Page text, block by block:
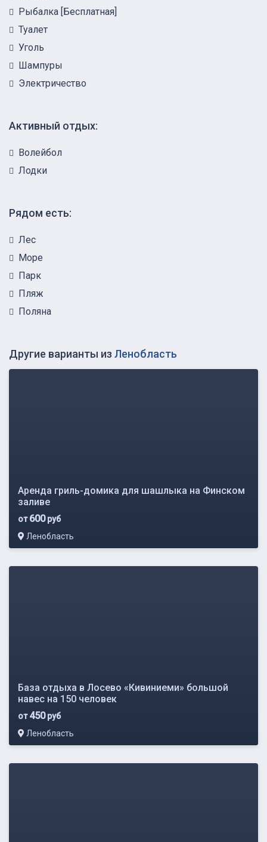
Рыбалка [Бесплатная]
Туалет
Уголь
Шампуры
Электричество
Активный отдых:
Волейбол
Лодки
Рядом есть:
Лес
Море
Парк
Пляж
Поляна
Другие варианты из Ленобласть
Аренда гриль-домика для шашлыка на Финском
заливе
от600руб
Ленобласть
База отдыха в Лосево «Кивиниеми» большой
навес на 150 человек
от450руб
Ленобласть